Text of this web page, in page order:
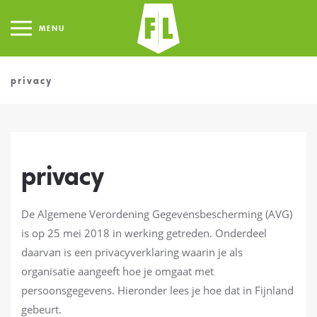
MENU
privacy
privacy
De Algemene Verordening Gegevensbescherming (AVG)
is op 25 mei 2018 in werking getreden. Onderdeel
daarvan is een privacyverklaring waarin je als
organisatie aangeeft hoe je omgaat met
persoonsgegevens. Hieronder lees je hoe dat in Fijnland
gebeurt.